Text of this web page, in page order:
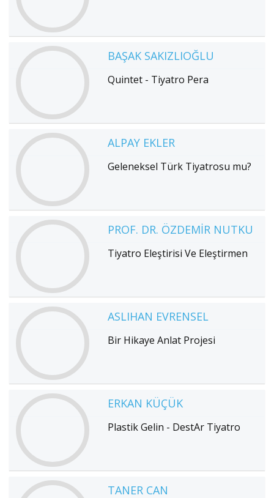
BAŞAK SAKIZLIOĞLU
Quintet - Tiyatro Pera
ALPAY EKLER
Geleneksel Türk Tiyatrosu mu?
PROF. DR. ÖZDEMIR NUTKU
Tiyatro Eleştirisi Ve Eleştirmen
ASLIHAN EVRENSEL
Bir Hikaye Anlat Projesi
ERKAN KÜÇÜK
Plastik Gelin - DestAr Tiyatro
TANER CAN